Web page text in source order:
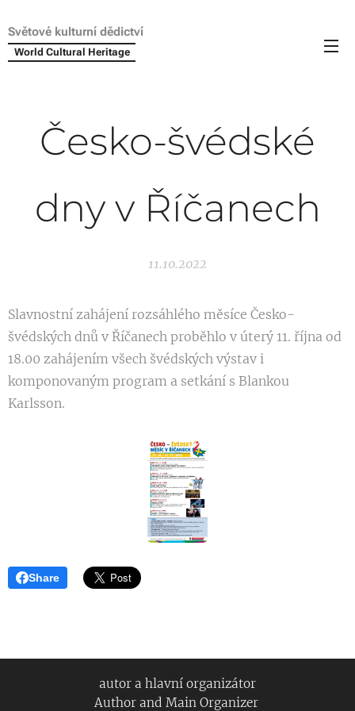
Světové kulturní dědictví
World Cultural Heritage
Česko-švédské
dny v Říčanech
11.10.2022
Slavnostní zahájení rozsáhlého měsíce Česko-
švédských dnů v Říčanech proběhlo v úterý 11. října od
18.00 zahájením všech švédských výstav i
komponovaným program a setkání s Blankou
Karlsson.
Share
autor a hlavní organizátor
Author and Main Organizer